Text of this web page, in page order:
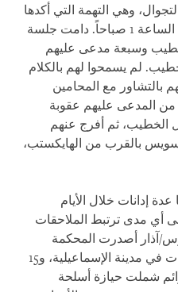
وهي التهمة التي أكدها
الخطيب، قائلاً إن الجنود أوقفوه الساعة 1 صباحاً. دامت جلسة
وسبعة مدعى عليهم
الخطيب. لم يسمحوا لهم بالكلام
بالتشاور مع المحامين
من المدعى عليهم عقوبة
الخطيب، ثم أفرج عنهم
بالقرب من الهايكستب،
إدانات خلال الأيام
أي مدى ترتبط الملاحقات
بالمظاهرات. في 1 مارس/آذار أصدرت المحكمة
العسكرية العليا قائمة بثلاثة إدانات في مدينة الإسماعيلية، و15
شملت حيازة أسلحة